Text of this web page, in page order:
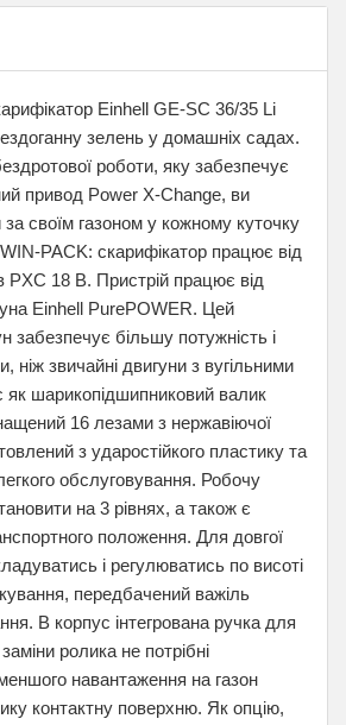
Einhell GE-SC 36/35 Li
зелень у домашніх садах.
роботи, яку забезпечує
привод Power X-Change, ви
своїм газоном у кожному куточку
PACK: скарифікатор працює від
PXC 18 В. Пристрій працює від
Einhell PurePOWER. Цей
забезпечує більшу потужність і
ніж звичайні двигуни з вугільними
як шарикопідшипниковий валик
16 лезами з нержавіючої
з ударостійкого пластику та
обслуговування. Робочу
на 3 рівнях, а також є
положення. Для довгої
і регулюватись по висоті
передбачений важіль
В корпус інтегрована ручка для
ролика не потрібні
навантаження на газон
контактну поверхню. Як опцію,